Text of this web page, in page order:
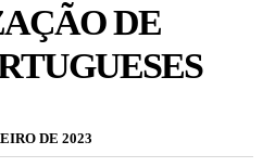
DE
DE 2023